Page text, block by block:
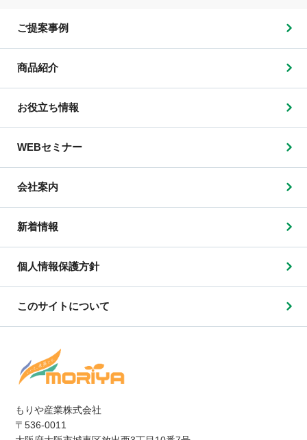
もりや産業株式会社
〒536-0011
ご提案事例
商品紹介
お役立ち情報
WEBセミナー
会社案内
新着情報
個人情報保護方針
このサイトについて